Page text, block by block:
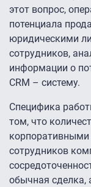
этот вопрос,
потенциала
юридическими
сотрудников,
информации о
CRM – систему.
Специфика
том, что
корпоративными
сотрудников
обычная сделка,